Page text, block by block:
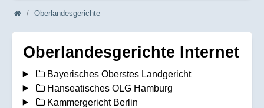
Navi_breadcrum
Oberlandesgerichte
Oberlandesgerichte Internet
Bayerisches Oberstes Landgericht
Hanseatisches OLG Hamburg
Kammergericht Berlin